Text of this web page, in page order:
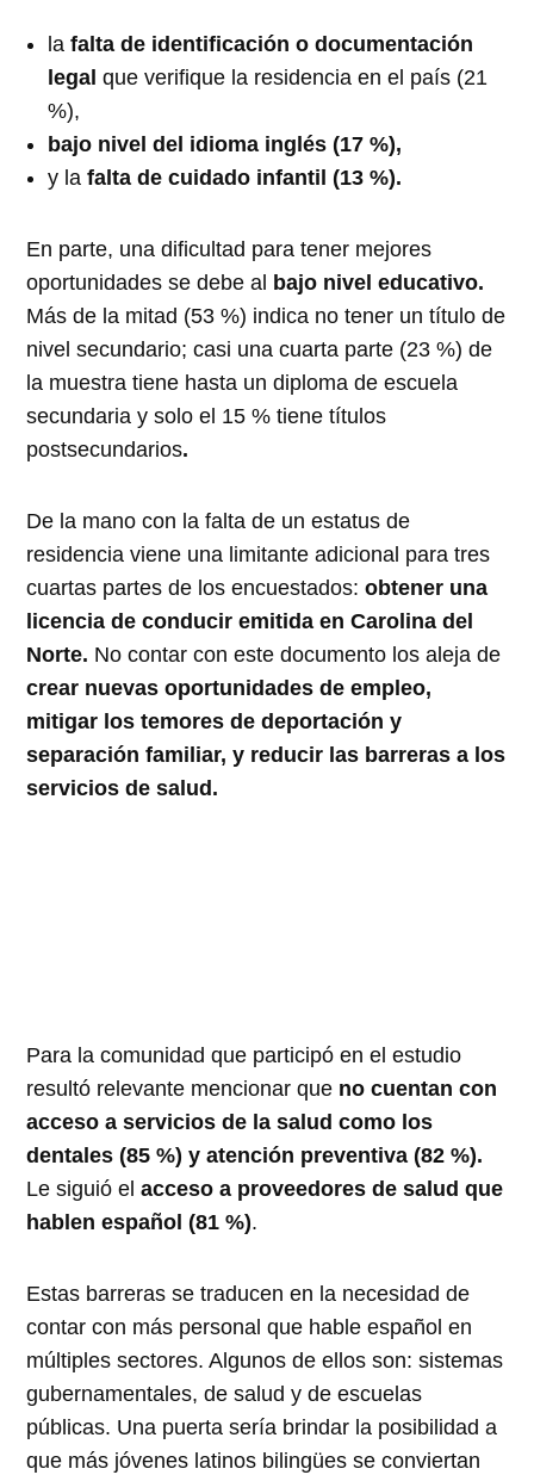
la falta de identificación o documentación
legalque verifique la residencia en el país (21
%),
bajo nivel del idioma inglés (17 %),
y lafalta de cuidado infantil (13 %).
En parte, una dificultad para tener mejores
oportunidades se debe al bajo nivel educativo.
Más de la mitad (53 %) indica no tener un título de
nivel secundario; casi una cuarta parte (23 %) de
la muestra tiene hasta un diploma de escuela
secundaria y solo el 15 % tiene títulos
postsecundarios.
De la mano con la falta de un estatus de
residencia viene una limitante adicional para tres
cuartas partes de los encuestados:obtener una
licencia de conducir emitida en Carolina del
Norte. No contar con este documento los aleja de
crear nuevas oportunidades de empleo,
mitigar los temores de deportación y
separación familiar, y reducir las barreras a los
servicios de salud.
Para la comunidad que participó en el estudio
resultó relevante mencionar que no cuentan con
acceso a servicios de la salud como los
dentales (85 %) y atención preventiva (82 %).
Le siguió elacceso a proveedores de salud que
hablen español (81 %).
Estas barreras se traducen en la necesidad de
contar con más personal que hable español en
múltiples sectores. Algunos de ellos son: sistemas
gubernamentales, de salud y de escuelas
públicas. Una puerta sería brindar la posibilidad a
que más jóvenes latinos bilingües se conviertan